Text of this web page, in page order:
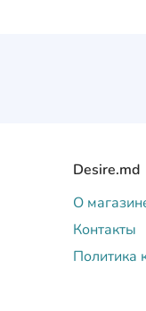
Desire.md
О
Контакты
Политика